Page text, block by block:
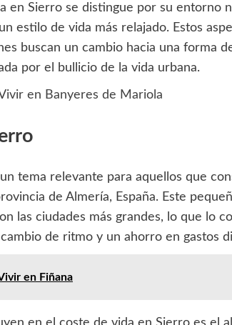
en Sierro se distingue por su entorno
estilo de vida más relajado. Estos
buscan un cambio hacia una forma
por el bullicio de la vida urbana.
en Banyeres de Mariola
tema relevante para aquellos que
de Almería, España. Este
las ciudades más grandes, lo que lo
de ritmo y un ahorro en gastos
en Fiñana